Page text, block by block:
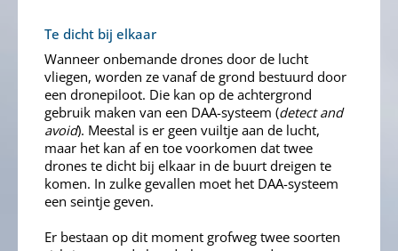
Te dicht bij elkaar
Wanneer onbemande drones door de lucht
vliegen, worden ze vanaf de grond bestuurd door
een dronepiloot. Die kan op de achtergrond
gebruik maken van een DAA-systeem (detect and
avoid). Meestal is er geen vuiltje aan de lucht,
maar het kan af en toe voorkomen dat twee
drones te dicht bij elkaar in de buurt dreigen te
komen. In zulke gevallen moet het DAA-systeem
een seintje geven.
Er bestaan op dit moment grofweg twee soorten